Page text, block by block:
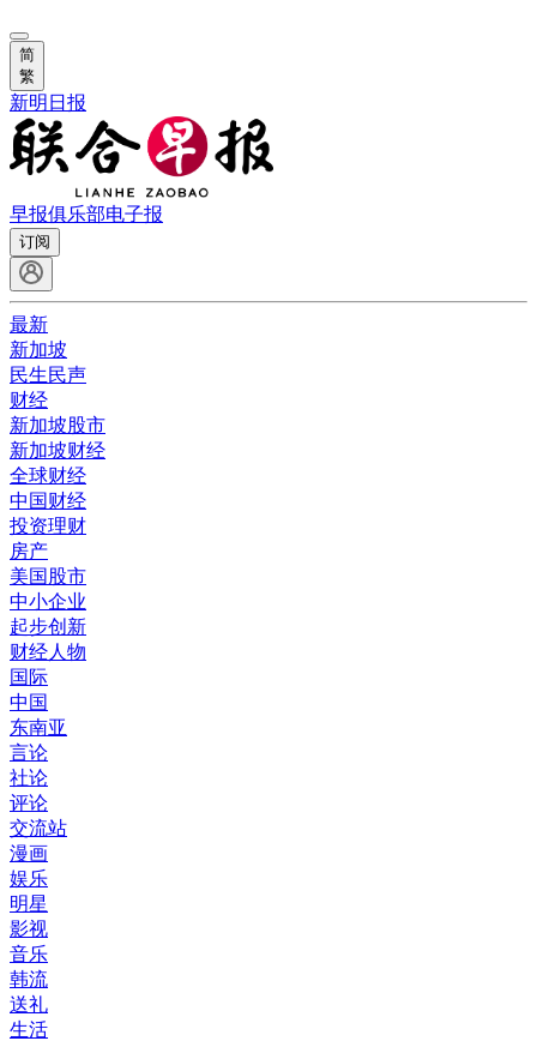
简
繁
新明日报
早报俱乐部电子报
订阅
最新
新加坡
民生民声
财经
新加坡股市
新加坡财经
全球财经
中国财经
投资理财
房产
美国股市
中小企业
起步创新
财经人物
国际
中国
东南亚
言论
社论
评论
交流站
漫画
娱乐
明星
影视
音乐
韩流
送礼
生活